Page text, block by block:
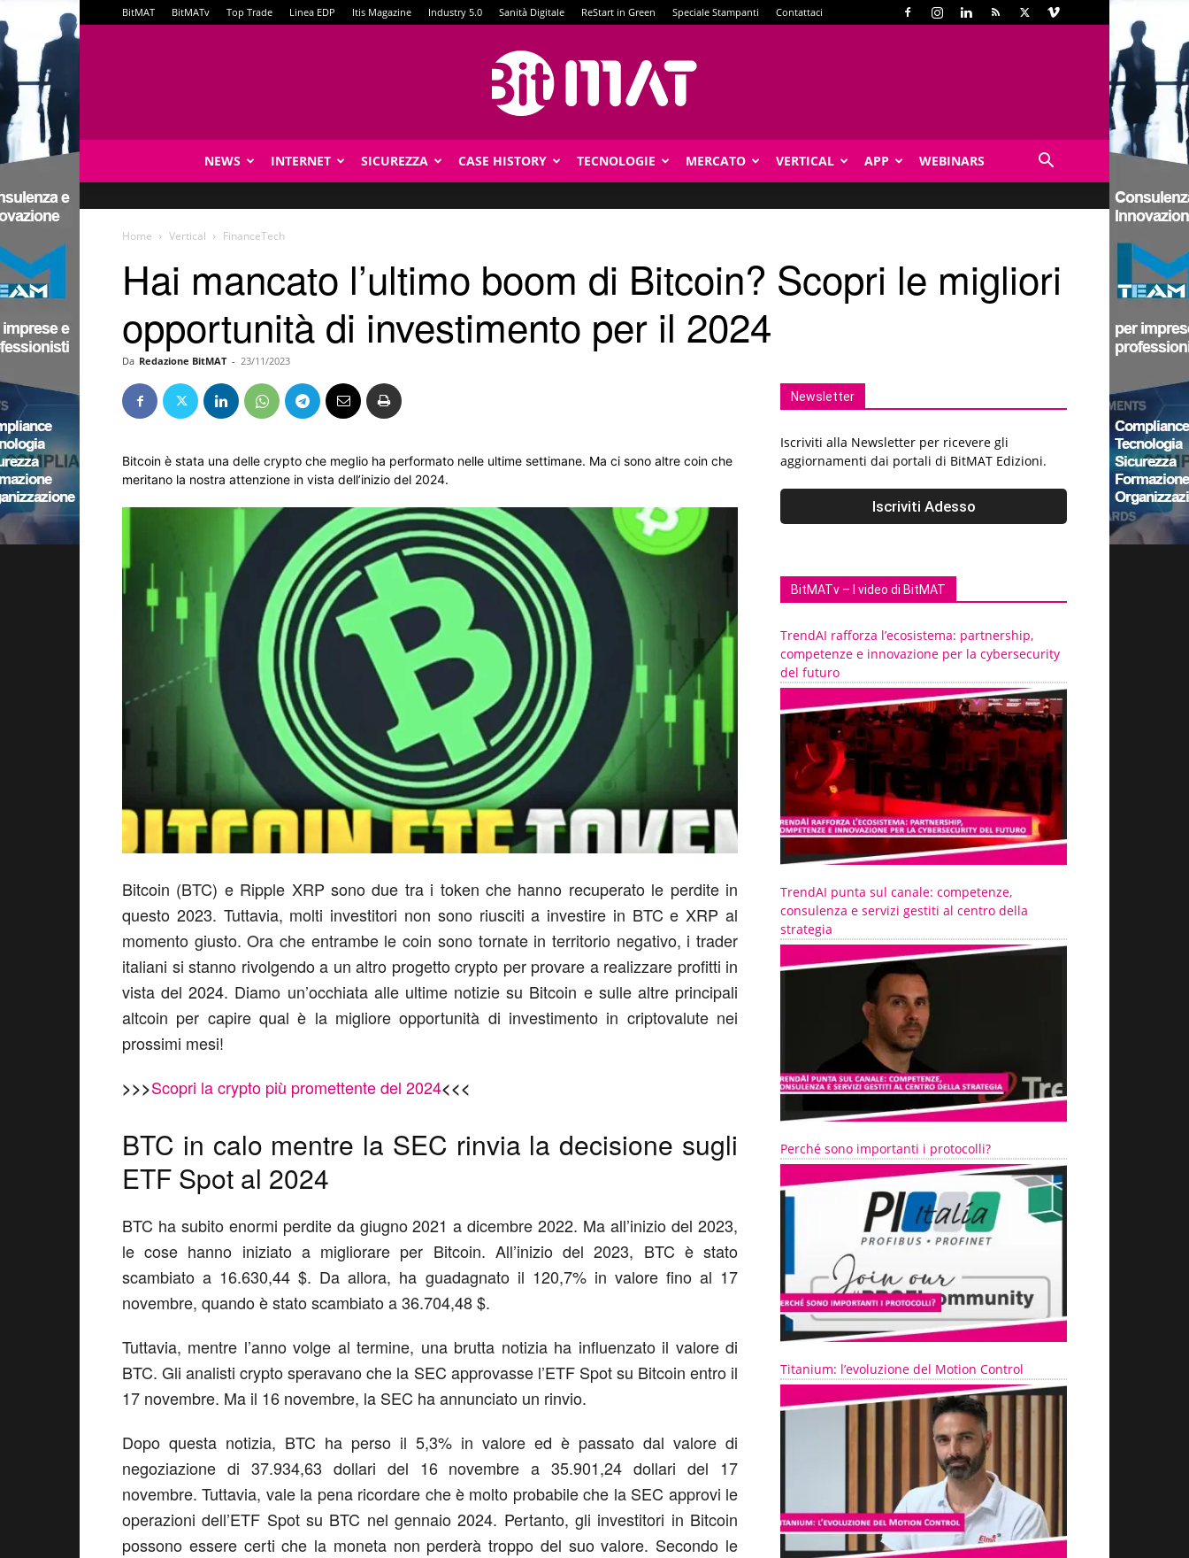
BitMAT BitMATv Top Trade Linea EDP Itis Magazine Industry 5.0 Sanità Digitale ReStart in Green Speciale Stampanti Contattaci
NEWS INTERNET SICUREZZA CASE HISTORY TECNOLOGIE MERCATO VERTICAL APP WEBINARS
Home Vertical FinanceTech
Hai mancato l’ultimo boom di Bitcoin? Scopri le migliori
opportunità di investimento per il 2024
Da Redazione BitMAT - 23/11/2023
Bitcoin è stata una delle crypto che meglio ha performato nelle ultime settimane. Ma ci sono altre coin che
meritano la nostra attenzione in vista dell’inizio del 2024.
Bitcoin (BTC) e Ripple XRP sono due tra i token che hanno recuperato le perdite in
questo 2023. Tuttavia, molti investitori non sono riusciti a investire in BTC e XRP al
momento giusto. Ora che entrambe le coin sono tornate in territorio negativo, i trader
italiani si stanno rivolgendo a un altro progetto crypto per provare a realizzare profitti in
vista del 2024. Diamo un’occhiata alle ultime notizie su Bitcoin e sulle altre principali
altcoin per capire qual è la migliore opportunità di investimento in criptovalute nei
prossimi mesi!
>>>Scopri la crypto più promettente del 2024<<<
BTC in calo mentre la SEC rinvia la decisione sugli
ETF Spot al 2024
BTC ha subito enormi perdite da giugno 2021 a dicembre 2022. Ma all’inizio del 2023,
le cose hanno iniziato a migliorare per Bitcoin. All’inizio del 2023, BTC è stato
scambiato a 16.630,44 $. Da allora, ha guadagnato il 120,7% in valore fino al 17
novembre, quando è stato scambiato a 36.704,48 $.
Tuttavia, mentre l’anno volge al termine, una brutta notizia ha influenzato il valore di
BTC. Gli analisti crypto speravano che la SEC approvasse l’ETF Spot su Bitcoin entro il
17 novembre. Ma il 16 novembre, la SEC ha annunciato un rinvio.
Dopo questa notizia, BTC ha perso il 5,3% in valore ed è passato dal valore di
negoziazione di 37.934,63 dollari del 16 novembre a 35.901,24 dollari del 17
novembre. Tuttavia, vale la pena ricordare che è molto probabile che la SEC approvi le
operazioni dell’ETF Spot su BTC nel gennaio 2024. Pertanto, gli investitori in Bitcoin
possono essere certi che la moneta non perderà troppo del suo valore. Secondo le
Newsletter
Iscriviti alla Newsletter per ricevere gli
aggiornamenti dai portali di BitMAT Edizioni.
BitMATv – I video di BitMAT
TrendAI rafforza l’ecosistema: partnership,
competenze e innovazione per la cybersecurity
del futuro
TrendAI punta sul canale: competenze,
consulenza e servizi gestiti al centro della
strategia
Perché sono importanti i protocolli?
Titanium: l’evoluzione del Motion Control